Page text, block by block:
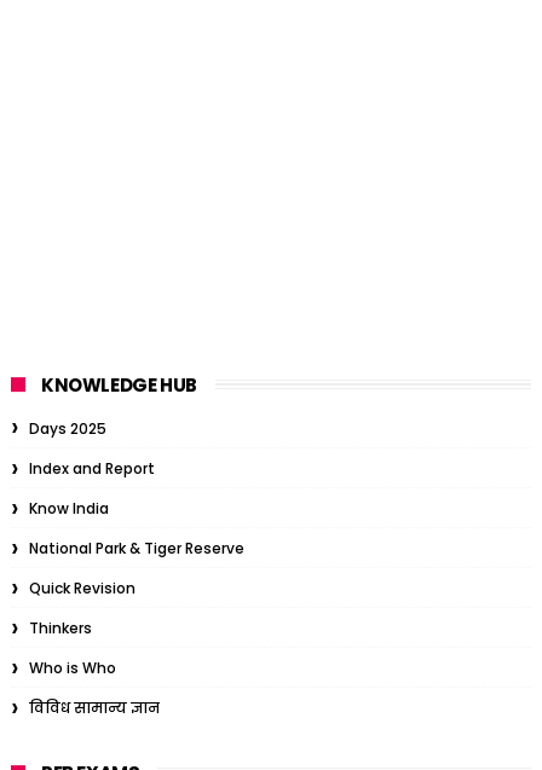
KNOWLEDGE HUB
Days 2025
Index and Report
Know India
National Park & Tiger Reserve
Quick Revision
Thinkers
Who is Who
विविध सामान्य ज्ञान